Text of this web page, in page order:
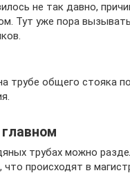
не так давно,
Тут уже пора вызывать
трубе общего стояка
трубах можно
что происходят в